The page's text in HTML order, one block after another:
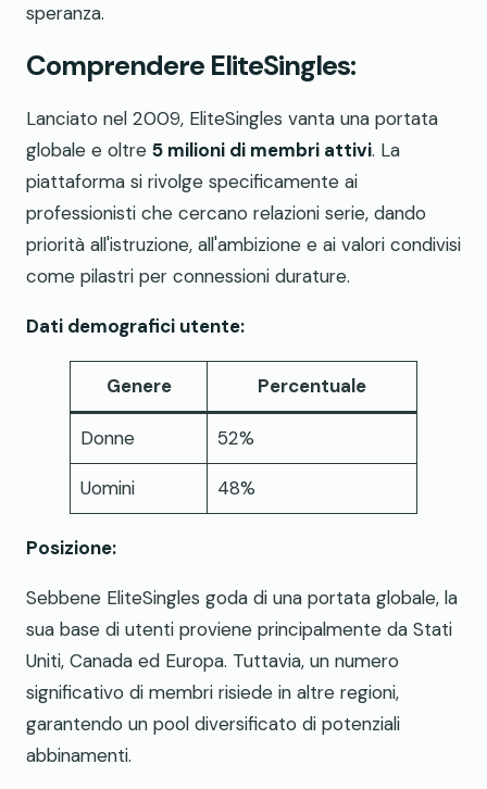
speranza.
Comprendere EliteSingles:
Lanciato nel 2009, EliteSingles vanta una portata
globale e oltre 5 milioni di membri attivi. La
piattaforma si rivolge specificamente ai
professionisti che cercano relazioni serie, dando
priorità all'istruzione, all'ambizione e ai valori condivisi
come pilastri per connessioni durature.
Dati demografici utente:
Genere Percentuale
Donne 52%
Uomini 48%
Posizione:
Sebbene EliteSingles goda di una portata globale, la
sua base di utenti proviene principalmente da Stati
Uniti, Canada ed Europa. Tuttavia, un numero
significativo di membri risiede in altre regioni,
garantendo un pool diversificato di potenziali
abbinamenti.